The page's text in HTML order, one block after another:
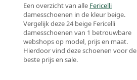
Een overzicht van alle Fericelli
damesschoenen in de kleur beige.
Vergelijk deze 24 beige Fericelli
damesschoenen van 1 betrouwbare
webshops op model, prijs en maat.
Hierdoor vind deze schoenen voor de
beste prijs en sale.